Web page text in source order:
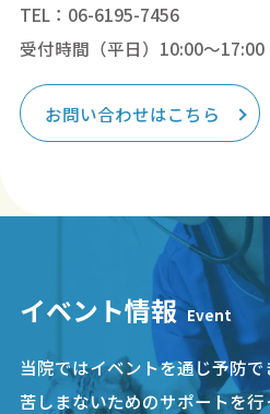
TEL：06-6195-7456
受付時間（平日）10:00～17:00
お問い合わせはこちら
イベント情報 Event
当院ではイベントを通じ予防で
苦しまないためのサポートを行